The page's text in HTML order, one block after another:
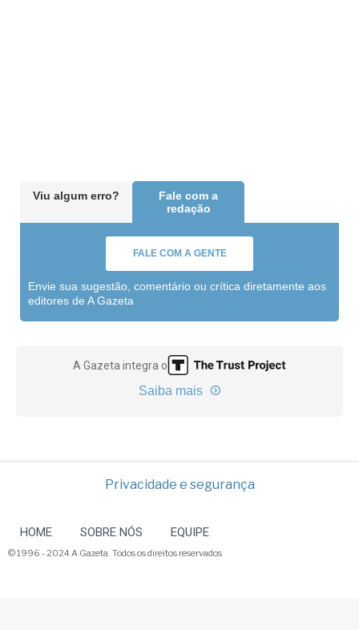
Viu algum erro?
Fale com a
redação
FALE COM A GENTE
Envie sua sugestão, comentário ou crítica diretamente aos
editores de A Gazeta
A Gazeta integra o
Saiba mais
Privacidade e segurança
HOME SOBRE NÓS EQUIPE
© 1996 - 2024 A Gazeta. Todos os direitos reservados